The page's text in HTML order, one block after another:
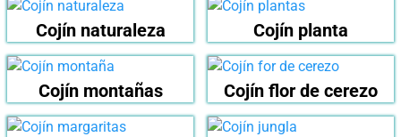
Cojín naturaleza Cojín planta
Cojín montañas Cojín flor de cerezo